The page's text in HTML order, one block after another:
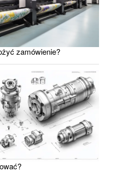
zamówienie?